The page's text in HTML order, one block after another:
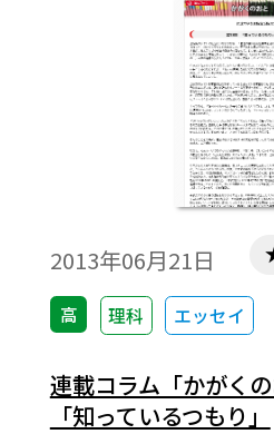
2013年06月21日
高 理科 エッセイ
連載コラム「かがく
「知っているつもり」